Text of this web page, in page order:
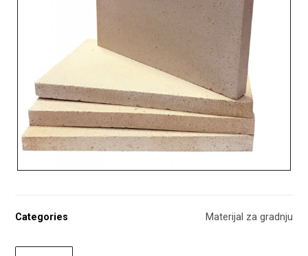
Categories Materijal za gradnju